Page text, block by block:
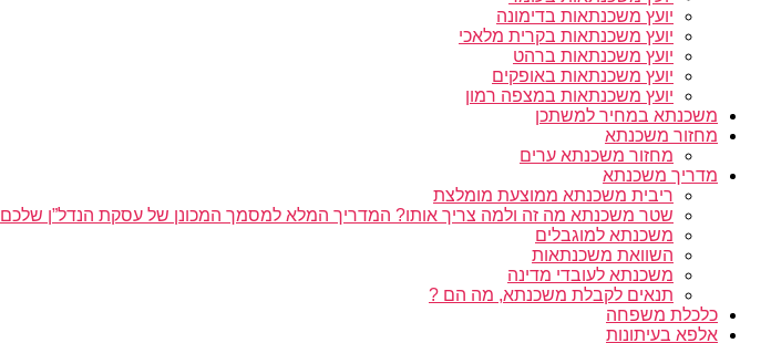
יועץ משכנתאות בדימונה
יועץ משכנתאות בקרית מלאכי
יועץ משכנתאות ברהט
יועץ משכנתאות באופקים
יועץ משכנתאות במצפה רמון
משכנתא במחיר למשתכן
מחזור משכנתא
מחזור משכנתא ערים
מדריך משכנתא
ריבית משכנתא ממוצעת מומלצת
שטר משכנתא מה זה ולמה צריך אותו? המדריך המלא למסמך המכונן של עסקת הנדל”ן שלכם
משכנתא למוגבלים
השוואת משכנתאות
משכנתא לעובדי מדינה
תנאים לקבלת משכנתא, מה הם ?
כלכלת משפחה
אלפא בעיתונות